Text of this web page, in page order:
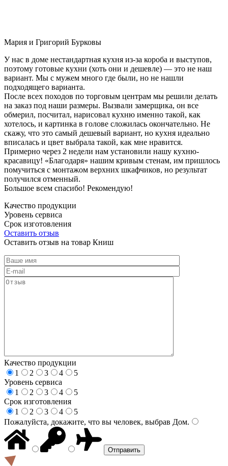
Мария и Григорий Бурковы
У нас в доме нестандартная кухня из-за короба и выступов,
поэтому готовые кухни (хоть они и дешевле) — это не наш
вариант. Мы с мужем много где были, но не нашли
подходящего варианта.
После всех походов по торговым центрам мы решили делать
на заказ под наши размеры. Вызвали замерщика, он все
обмерил, посчитал, нарисовал кухню именно такой, как
хотелось, и картинка в голове сложилась окончательно. Не
скажу, что это самый дешевый вариант, но кухня идеально
вписалась и цвет выбрала такой, как мне нравится.
Примерно через 2 недели нам установили нашу кухню-
красавицу! «Благодаря» нашим кривым стенам, им пришлось
помучиться с монтажом верхних шкафчиков, но результат
получился отменный.
Большое всем спасибо! Рекомендую!
Качество продукции
Уровень сервиса
Срок изготовления
Оставить отзыв
Оставить отзыв на товар Книш
Качество продукции
1
2 3 4
5
Уровень сервиса
1
2 3 4
5
Срок изготовления
1
2 3 4
5
Пожалуйста, докажите, что вы человек, выбрав Дом.